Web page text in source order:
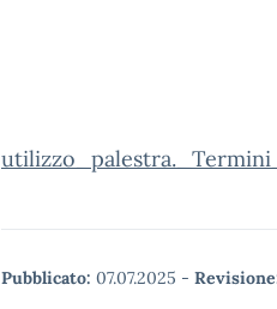
Pubblicato: 07.07.2025 -